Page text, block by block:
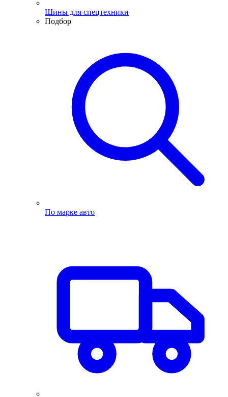
Шины для спецтехники
Подбор
По марке авто